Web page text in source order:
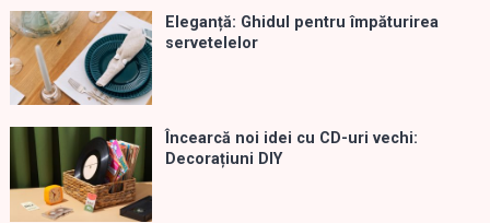
Eleganță: Ghidul pentru împăturirea
servetelelor
Încearcă noi idei cu CD-uri vechi:
Decorațiuni DIY